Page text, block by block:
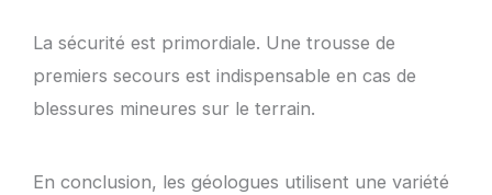
La sécurité est primordiale. Une trousse de
premiers secours est indispensable en cas de
blessures mineures sur le terrain.
En conclusion, les géologues utilisent une variété